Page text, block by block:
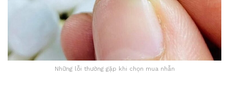
Những lỗi thường gặp khi chọn mua nhẫn